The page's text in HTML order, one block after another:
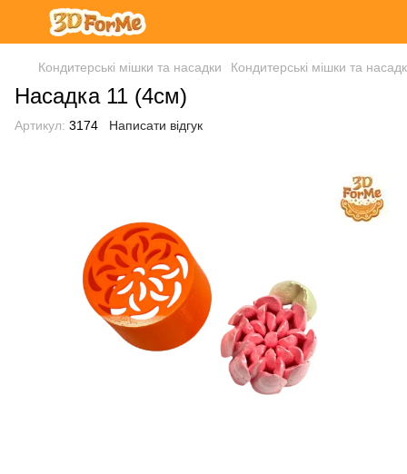
Кондитерські мішки та насадки Кондитерські мішки та
Насадка 11 (4см)
Артикул: 3174 Написати відгук